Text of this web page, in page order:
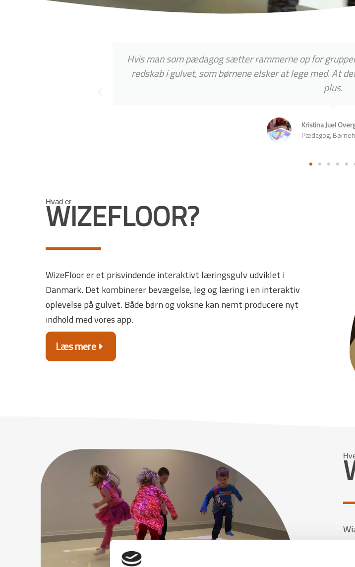
Hvis man som pædagog sætter rammerne op for
redskab i gulvet, som børnene elsker at lege med. At
plus.
Kristina Juel
Pædagog,
Hvad er
WIZEFLOOR?
WizeFloor er et prisvindende interaktivt læringsgulv udviklet i
Danmark. Det kombinerer bevægelse, leg og læring i en interaktiv
oplevelse på gulvet. Både børn og voksne kan nemt producere nyt
indhold med vores app.
Læs mere